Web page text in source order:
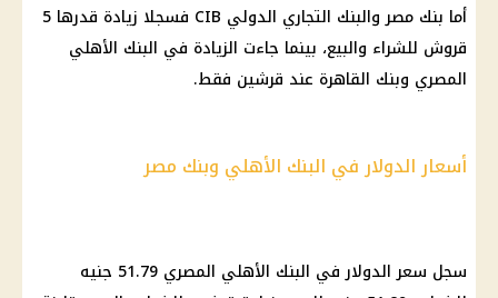
أما بنك مصر
والبنك التجاري الدولي CIB فسجلا زيادة قدرها 5
قروش للشراء والبيع، بينما جاءت الزيادة في البنك الأهلي
المصري وبنك القاهرة عند قرشين فقط.
أسعار الدولار في البنك الأهلي وبنك مصر
سجل سعر الدولار في البنك الأهلي
المصري 51.79 جنيه